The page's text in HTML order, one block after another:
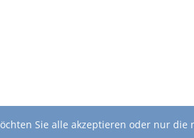
Sie alle akzeptieren oder nur die